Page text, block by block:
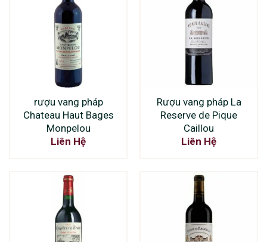
rượu vang pháp
Chateau Haut Bages
Monpelou
Liên Hệ
Rượu vang pháp La
Reserve de Pique
Caillou
Liên Hệ